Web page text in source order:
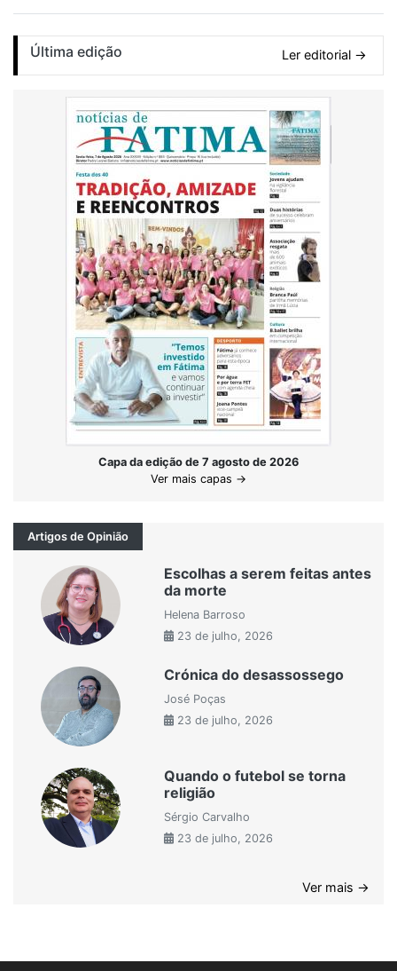
Última edição Ler editorial →
Capa da edição de 7 agosto de 2026
Ver mais capas →
Artigos de Opinião
Escolhas a serem feitas antes
da morte
Helena Barroso
23 de julho, 2026
Crónica do desassossego
José Poças
23 de julho, 2026
Quando o futebol se torna
religião
Sérgio Carvalho
23 de julho, 2026
Ver mais →